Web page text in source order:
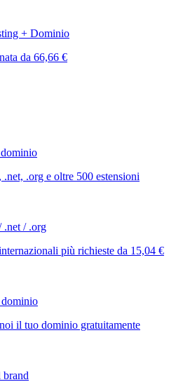
+ Dominio
da 66,66 €
.net, .org e oltre 500 estensioni
.net / .org
più richieste da 15,04 €
dominio
il tuo dominio gratuitamente
brand